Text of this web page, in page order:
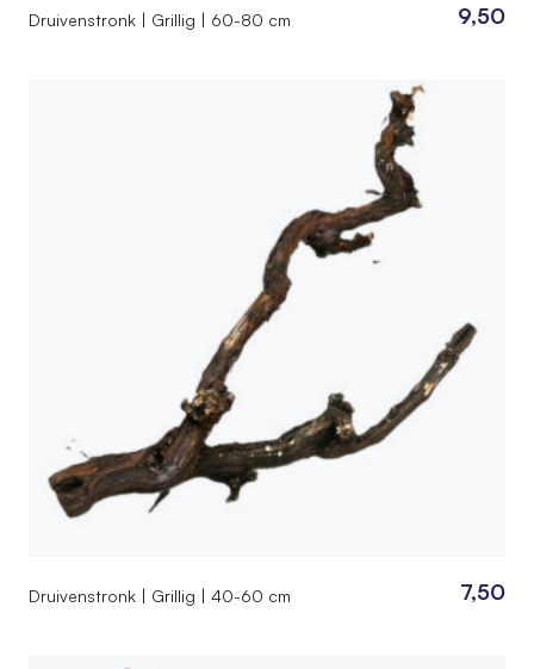
Druivenstronk | Grillig | 60-80 cm 9,50
Druivenstronk | Grillig | 40-60 cm 7,50